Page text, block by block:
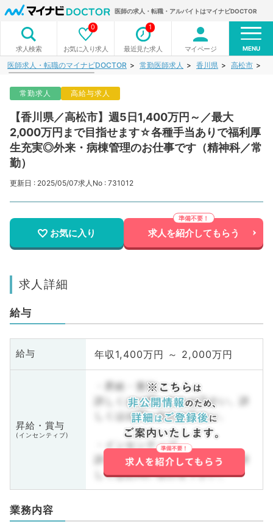
医師の求人・転職・アルバイトはマイナビDOCTOR
求人検索 お気に入り求人
0
最近見た求人
1
マイページ MENU
医師求人・転職のマイナビDOCTOR 常勤医師求人 香川県 高松市
常勤求人 高給与求人
【香川県／高松市】週5日1,400万円～／最大
2,000万円まで目指せます☆各種手当ありで福利厚
生充実◎外来・病棟管理のお仕事です（精神科／常
勤）
更新日 : 2025/05/07求人No : 731012
お気に入り 求人を紹介してもらう
求人詳細
給与
給与 年収1,400万円 ～ 2,000万円
昇給・賞与
(インセンティブ)
・昇給・賞与
詳しくはお問い合わせ下さい。詳
しくはお問い合わせ下さい。
・インセンティブ
詳しくはお問い合わせ下さい。詳
しくはお問い合わせ下さい。
業務内容